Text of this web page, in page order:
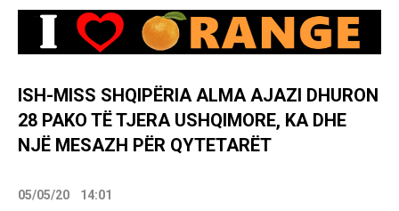
ISH-MISS SHQIPËRIA ALMA AJAZI DHURON
28 PAKO TË TJERA USHQIMORE, KA DHE
NJË MESAZH PËR QYTETARËT
05/05/20 14:01